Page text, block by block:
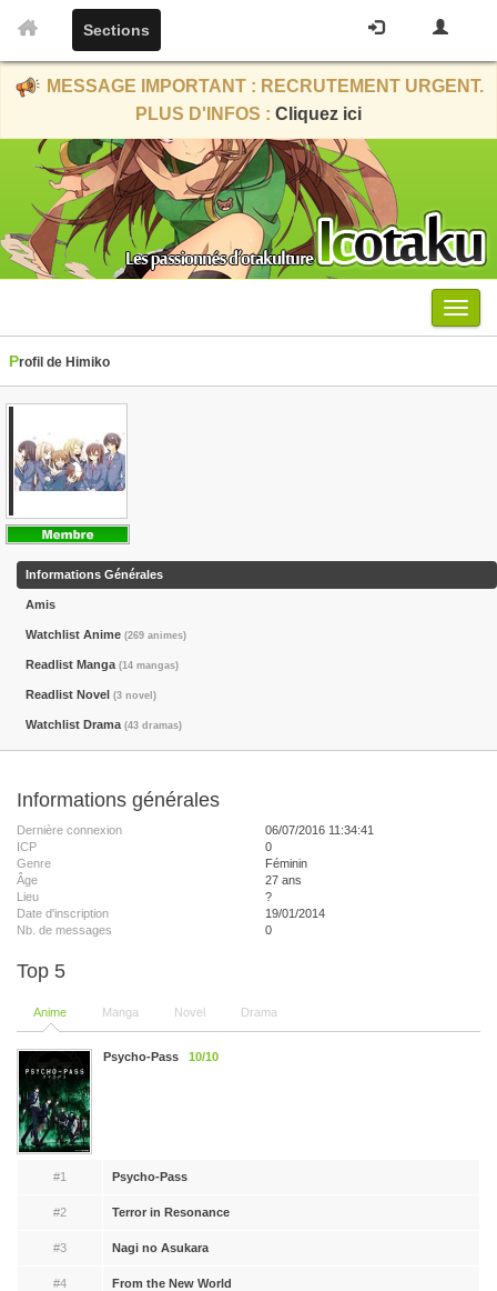
Sections
MESSAGE IMPORTANT : RECRUTEMENT URGENT.
PLUS D'INFOS : Cliquez ici
Menu
Profil de Himiko
Informations Générales
Amis
Watchlist Anime (269 animes)
Readlist Manga (14 mangas)
Readlist Novel (3 novel)
Watchlist Drama (43 dramas)
Informations générales
Dernière connexion
06/07/2016 11:34:41
ICP
0
Genre
Féminin
Âge
27 ans
Lieu
?
Date d'inscription
19/01/2014
Nb. de messages
0
Top 5
Anime Manga Novel Drama
Psycho-Pass 10/10
#1 Psycho-Pass
#2 Terror in Resonance
#3 Nagi no Asukara
#4 From the New World